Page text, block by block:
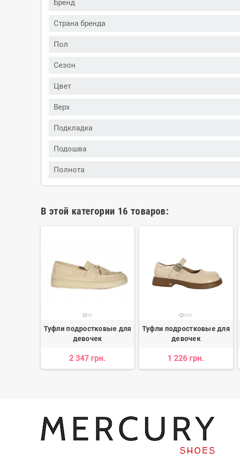
Бренд
Страна бренда
Пол
Сезон
Цвет
Верх
Подкладка
Подошва
Полнота
В этой категории 16 товаров:
Туфли подростковые для
девочек
2 347 грн.
Туфли подростковые для
девочек
1 226 грн.